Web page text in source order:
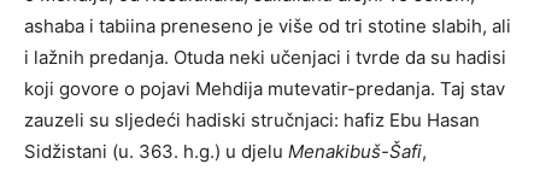
ashaba i tabiina preneseno je više od tri stotine slabih, ali
i lažnih predanja. Otuda neki učenjaci i tvrde da su hadisi
koji govore o pojavi Mehdija mutevatir-predanja. Taj stav
zauzeli su sljedeći hadiski stručnjaci: hafiz Ebu Hasan
Sidžistani (u. 363. h.g.) u djelu Menakibuš-Šafi,